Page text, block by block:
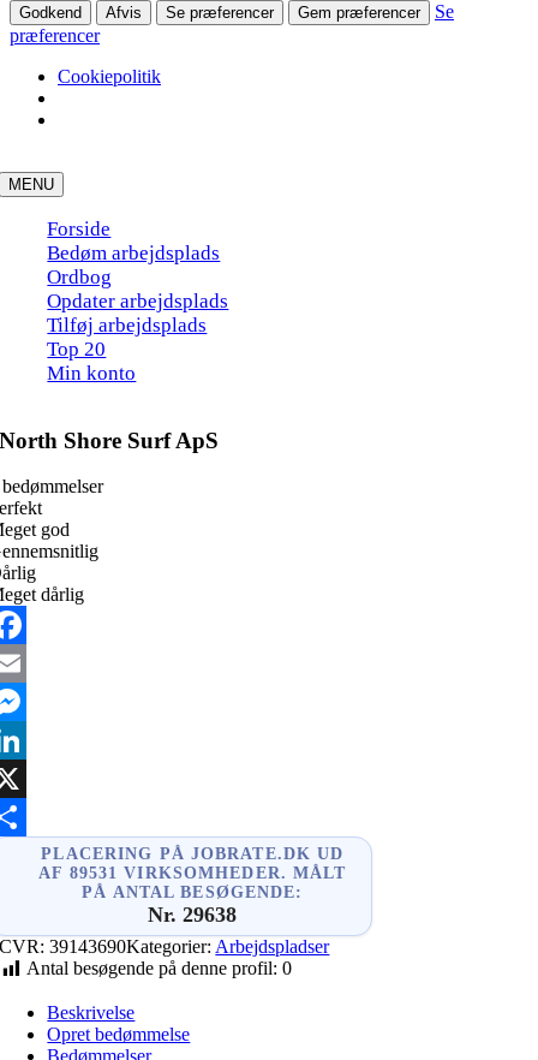
Godkend Afvis Se præferencer Gem præferencer
Se
præferencer
Cookiepolitik
to
content
MENU
Forside
Bedøm arbejdsplads
Ordbog
Opdater arbejdsplads
Tilføj arbejdsplads
Top 20
Min konto
North Shore Surf ApS
god
dårlig
PLACERING PÅ JOBRATE.DK UD
AF 89531 VIRKSOMHEDER. MÅLT
PÅ ANTAL BESØGENDE:
Nr. 29638
CVR:39143690Kategorier: Arbejdspladser
Antal besøgende på denne profil: 0
Beskrivelse
Opret bedømmelse
Bedømmelser